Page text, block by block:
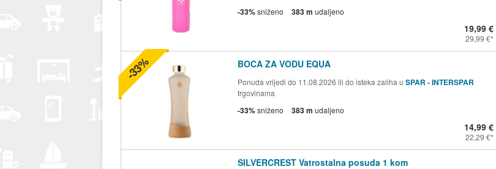
-33%sniženo 383 m udaljeno
19,99 €
29,99 €
BOCA ZA VODU EQUA
Ponuda vrijedi do 11.08.2026 ili do isteka zaliha u SPAR - INTERSPAR
trgovinama
-33%sniženo 383 m udaljeno
14,99 €
22,29 €
-33%
SILVERCREST Vatrostalna posuda 1 kom